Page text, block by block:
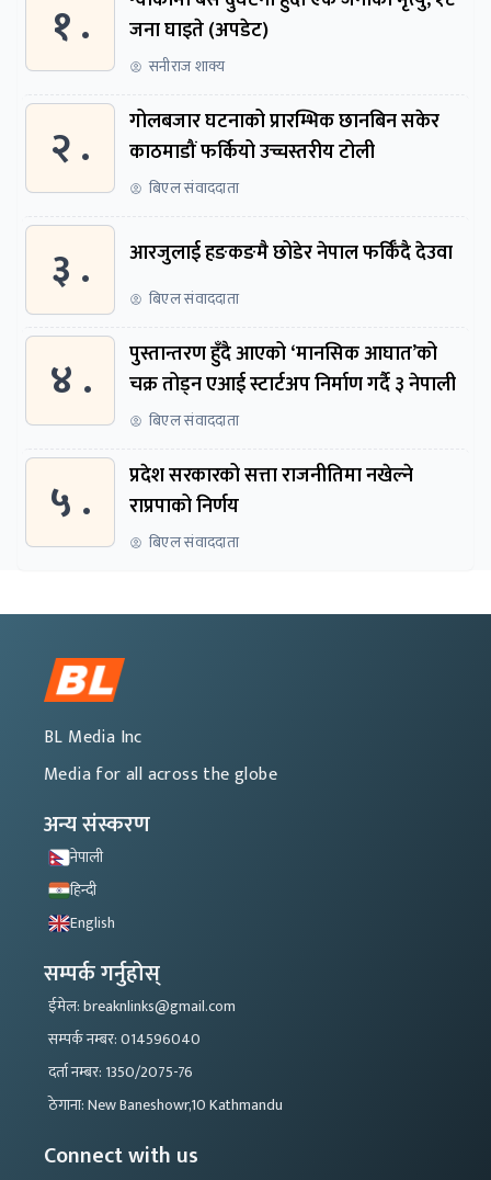
१ .
जना घाइते (अपडेट)
सनीराज शाक्य
२ .
गोलबजार घटनाको प्रारम्भिक छानबिन सकेर
काठमाडौं फर्कियो उच्चस्तरीय टोली
बिएल संवाददाता
३ . आरजुलाई हङकङमै छोडेर नेपाल फर्किँदै देउवा
बिएल संवाददाता
४ .
पुस्तान्तरण हुँदै आएको ‘मानसिक आघात’को
चक्र तोड्न एआई स्टार्टअप निर्माण गर्दै ३ नेपाली
बिएल संवाददाता
५ .
प्रदेश सरकारको सत्ता राजनीतिमा नखेल्ने
राप्रपाको निर्णय
बिएल संवाददाता
BL Media Inc
Media for all across the globe
अन्य संस्करण
नेपाली
हिन्दी
English
सम्पर्क गर्नुहोस्
ईमेल: breaknlinks@gmail.com
सम्पर्क नम्बर: 014596040
दर्ता नम्बर: 1350/2075-76
ठेगाना: New Baneshowr,10 Kathmandu
Connect with us